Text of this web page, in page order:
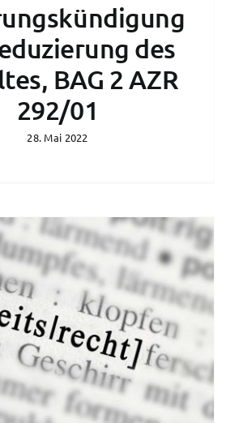
des
BAG 2 AZR
292/01
28. Mai 2022